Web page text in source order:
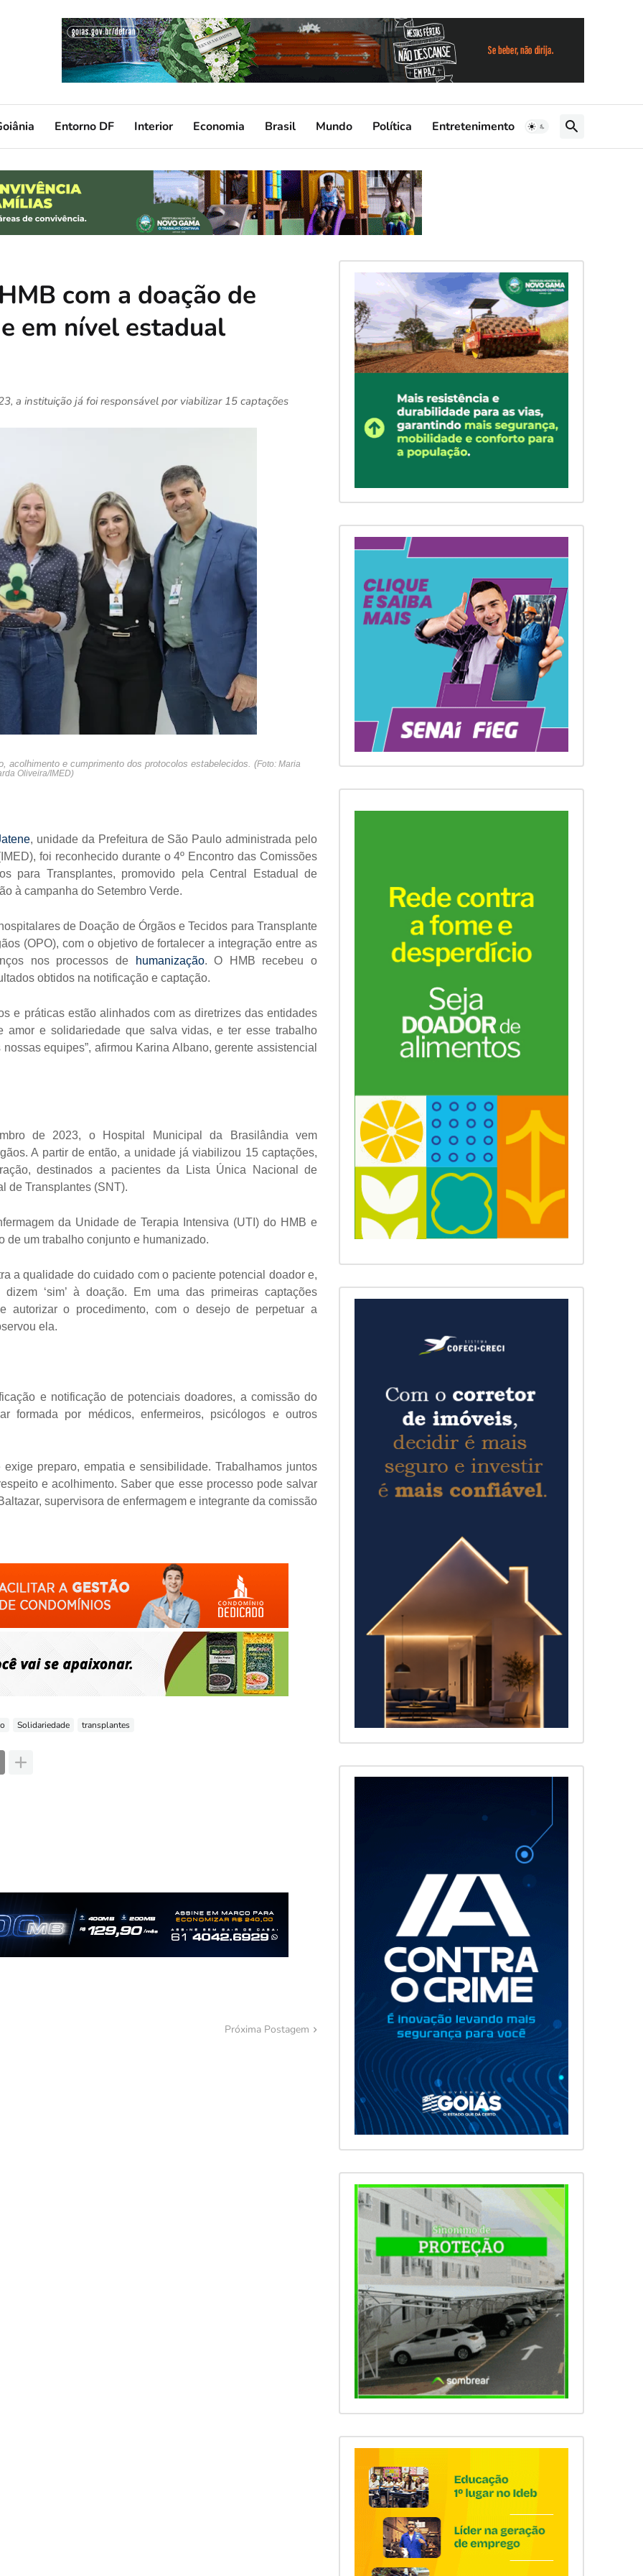
Entorno DF Interior Economia Brasil Mundo Política Entretenimento
com a doação de
em nível estadual
a instituição já foi responsável por viabilizar 15 captações
acolhimento e cumprimento dos protocolos estabelecidos. (Foto: Maria
Oliveira/IMED)
, unidade da Prefeitura de São Paulo administrada pelo
foi reconhecido durante o 4º Encontro das Comissões
para Transplantes, promovido pela Central Estadual de
à campanha do Setembro Verde.
de Doação de Órgãos e Tecidos para Transplante
(OPO), com o objetivo de fortalecer a integração entre as
nos processos de
humanização. O HMB recebeu o
obtidos na notificação e captação.
e práticas estão alinhados com as diretrizes das entidades
amor e solidariedade que salva vidas, e ter esse trabalho
equipes”, afirmou Karina Albano, gerente assistencial
de 2023, o Hospital Municipal da Brasilândia vem
A partir de então, a unidade já viabilizou 15 captações,
destinados a pacientes da Lista Única Nacional de
de Transplantes (SNT).
da Unidade de Terapia Intensiva (UTI) do HMB e
de um trabalho conjunto e humanizado.
a qualidade do cuidado com o paciente potencial doador e,
‘sim’ à doação. Em uma das primeiras captações
autorizar o procedimento, com o desejo de perpetuar a
ela.
e notificação de potenciais doadores, a comissão do
formada por médicos, enfermeiros, psicólogos e outros
preparo, empatia e sensibilidade. Trabalhamos juntos
e acolhimento. Saber que esse processo pode salvar
supervisora de enfermagem e integrante da comissão
Solidariedade transplantes
Próxima Postagem